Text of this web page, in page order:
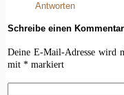
Antworten
Schreibe einen Kommentar
Deine E-Mail-Adresse wird
mit *markiert